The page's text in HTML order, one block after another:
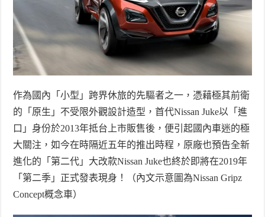
作為國內「小型」跨界休旅的先驅者之一，憑藉極其前衛
的「原生」不受限外觀設計造型，首代Nissan Juke以「進
口」身份於2013年抵台上市販售後，便引起國內車迷的極
大關注，如今在時隔近五年的推出時程，原廠也預告全新
進化的「第二代」大改款Nissan Juke也終於即將在2019年
「第二季」正式發表現身！（內文示意圖為Nissan Gripz
Concept概念車）